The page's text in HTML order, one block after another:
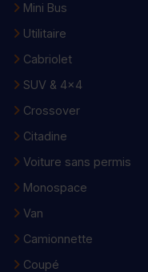
Mini Bus
Utilitaire
Cabriolet
SUV & 4x4
Crossover
Citadine
Voiture sans permis
Monospace
Van
Camionnette
Coupé